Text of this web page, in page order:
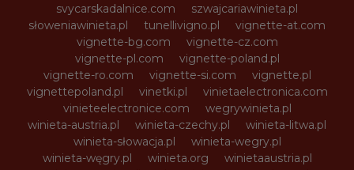
svycarskadalnice.com
szwajcariawinieta.pl
słoweniawinieta.pl
tunellivigno.pl
vignette-at.com
vignette-bg.com
vignette-cz.com
vignette-pl.com
vignette-poland.pl
vignette-ro.com
vignette-si.com
vignette.pl
vignettepoland.pl
vinetki.pl
vinietaelectronica.com
vinieteelectronice.com
wegrywinieta.pl
winieta-austria.pl
winieta-czechy.pl
winieta-litwa.pl
winieta-słowacja.pl
winieta-wegry.pl
winieta-węgry.pl
winieta.org
winietaaustria.pl